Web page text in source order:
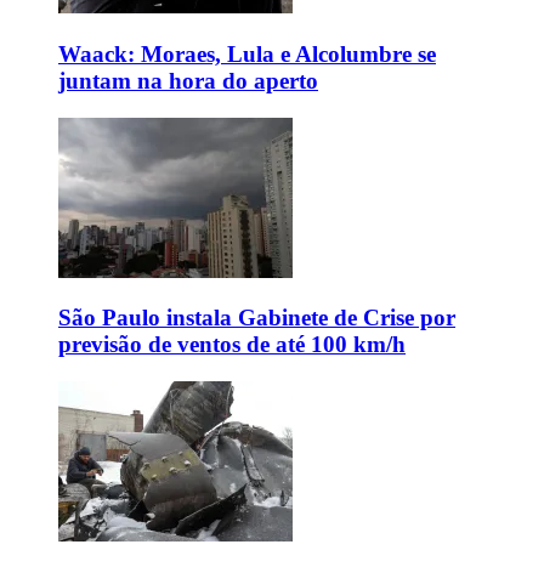
Waack: Moraes, Lula e Alcolumbre se
juntam na hora do aperto
São Paulo instala Gabinete de Crise por
previsão de ventos de até 100 km/h